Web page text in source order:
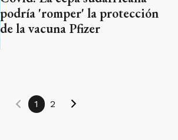
podría 'romper' la protección
de la vacuna Pfizer
1 2